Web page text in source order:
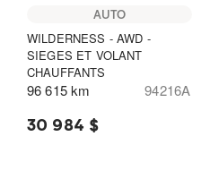
AUTO
WILDERNESS - AWD -
SIEGES ET VOLANT
CHAUFFANTS
96 615 km 94216A
30 984 $